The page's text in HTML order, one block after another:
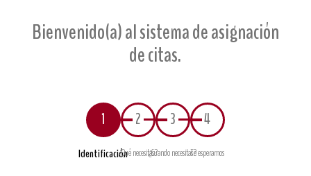
Bienvenido(a) al sistema de asignación
de citas.
1
Identificación
2
¿Qué necesitas?
3
¿Cuando necesitas?
4
Te esperamos